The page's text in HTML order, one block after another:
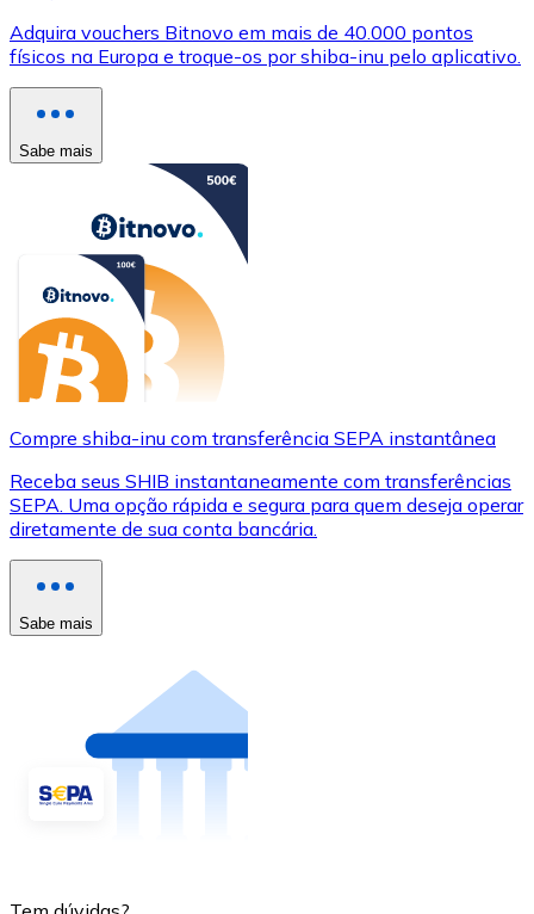
Adquira vouchers Bitnovo em mais de 40.000 pontos
físicos na Europa e troque-os por shiba-inu pelo aplicativo.
Sabe mais
Compre shiba-inu com transferência SEPA instantânea
Receba seus SHIB instantaneamente com transferências
SEPA. Uma opção rápida e segura para quem deseja operar
diretamente de sua conta bancária.
Sabe mais